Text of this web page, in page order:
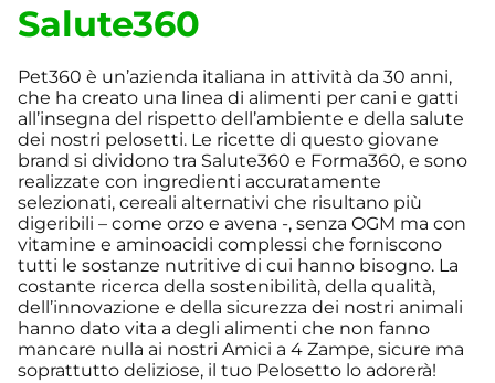
Salute360
Pet360 è un’azienda italiana in attività da 30 anni,
che ha creato una linea di alimenti per cani e gatti
all’insegna del rispetto dell’ambiente e della salute
dei nostri pelosetti. Le ricette di questo giovane
brand si dividono tra Salute360 e Forma360, e sono
realizzate con ingredienti accuratamente
selezionati, cereali alternativi che risultano più
digeribili – come orzo e avena -, senza OGM ma con
vitamine e aminoacidi complessi che forniscono
tutti le sostanze nutritive di cui hanno bisogno. La
costante ricerca della sostenibilità, della qualità,
dell’innovazione e della sicurezza dei nostri animali
hanno dato vita a degli alimenti che non fanno
mancare nulla ai nostri Amici a 4 Zampe, sicure ma
soprattutto deliziose, il tuo Pelosetto lo adorerà!